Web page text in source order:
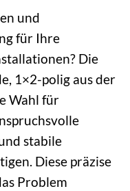
und
für Ihre
Die
1×2-polig aus der
Wahl für
stabile
Diese präzise
Problem